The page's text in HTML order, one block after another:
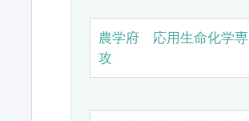
農学府 応用生命化学専
攻